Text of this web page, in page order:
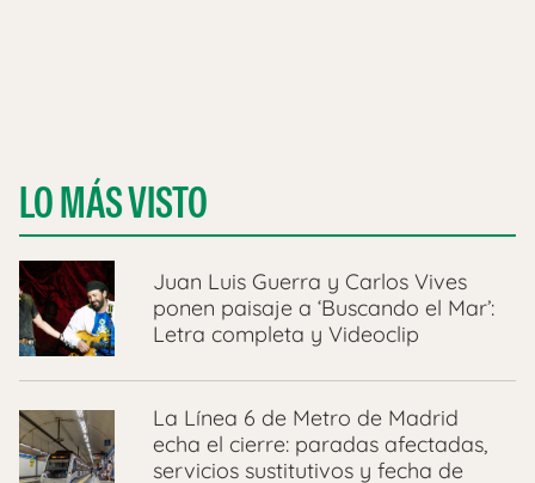
LO MÁS VISTO
Juan Luis Guerra y Carlos Vives
ponen paisaje a ‘Buscando el Mar’:
Letra completa y Videoclip
La Línea 6 de Metro de Madrid
echa el cierre: paradas afectadas,
servicios sustitutivos y fecha de